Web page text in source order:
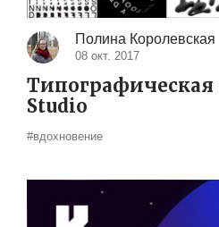
Полина Королевская
08 окт. 2017
Studio
#вдохновение